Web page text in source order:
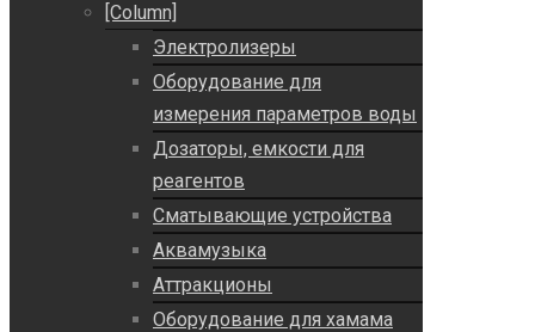
[Column]
Электролизеры
Оборудование для
измерения параметров воды
Дозаторы, емкости для
реагентов
Сматывающие устройства
Аквамузыка
Аттракционы
Оборудование для хамама